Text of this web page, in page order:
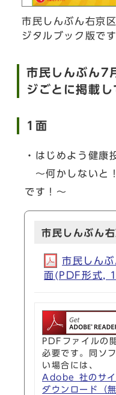
市民しんぶん右京
ジタルブック版です
市民しんぶん7
ジごとに掲載し
1面
・はじめよう健康
～何かしないと
です！～
市民しんぶん
市民しん
面(PDF形式,
PDFファイル
必要です。同ソ
い場合には、
Adobe 社のサ
ダウンロード（